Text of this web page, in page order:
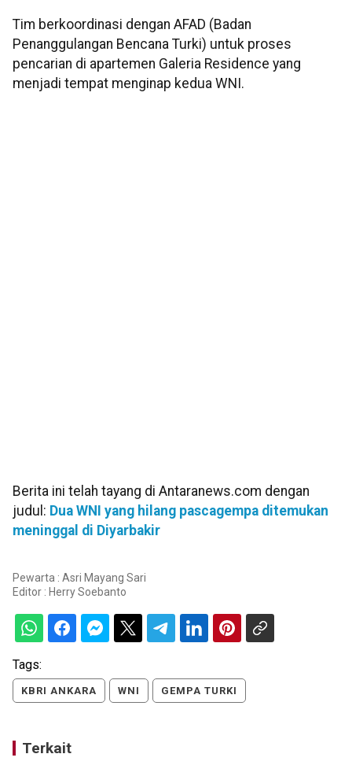
Tim berkoordinasi dengan AFAD (Badan
Penanggulangan Bencana Turki) untuk proses
pencarian di apartemen Galeria Residence yang
menjadi tempat menginap kedua WNI.
Berita ini telah tayang di Antaranews.com dengan
judul: Dua WNI yang hilang pascagempa ditemukan
meninggal di Diyarbakir
Pewarta : Asri Mayang Sari
Editor : Herry Soebanto
Tags:
KBRI ANKARA WNI GEMPA TURKI
Terkait